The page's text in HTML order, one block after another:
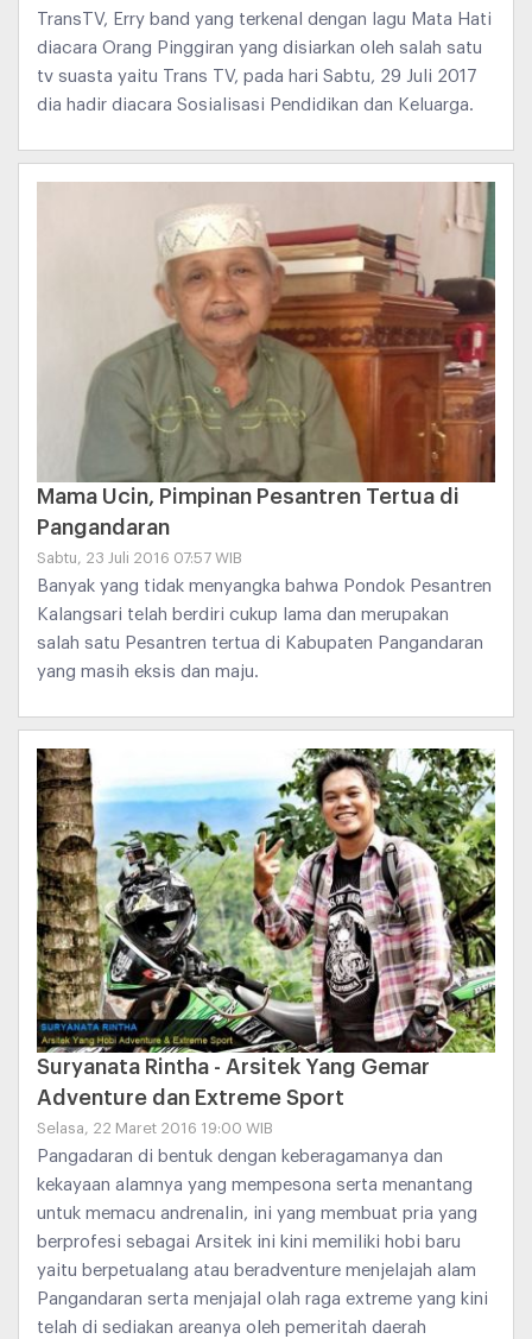
TransTV, Erry band yang terkenal dengan lagu Mata Hati
diacara Orang Pinggiran yang disiarkan oleh salah satu
tv suasta yaitu Trans TV, pada hari Sabtu, 29 Juli 2017
dia hadir diacara Sosialisasi Pendidikan dan Keluarga.
Mama Ucin, Pimpinan Pesantren Tertua di
Pangandaran
Sabtu, 23 Juli 2016 07:57 WIB
Banyak yang tidak menyangka bahwa Pondok Pesantren
Kalangsari telah berdiri cukup lama dan merupakan
salah satu Pesantren tertua di Kabupaten Pangandaran
yang masih eksis dan maju.
Suryanata Rintha - Arsitek Yang Gemar
Adventure dan Extreme Sport
Selasa, 22 Maret 2016 19:00 WIB
Pangadaran di bentuk dengan keberagamanya dan
kekayaan alamnya yang mempesona serta menantang
untuk memacu andrenalin, ini yang membuat pria yang
berprofesi sebagai Arsitek ini kini memiliki hobi baru
yaitu berpetualang atau beradventure menjelajah alam
Pangandaran serta menjajal olah raga extreme yang kini
telah di sediakan areanya oleh pemeritah daerah